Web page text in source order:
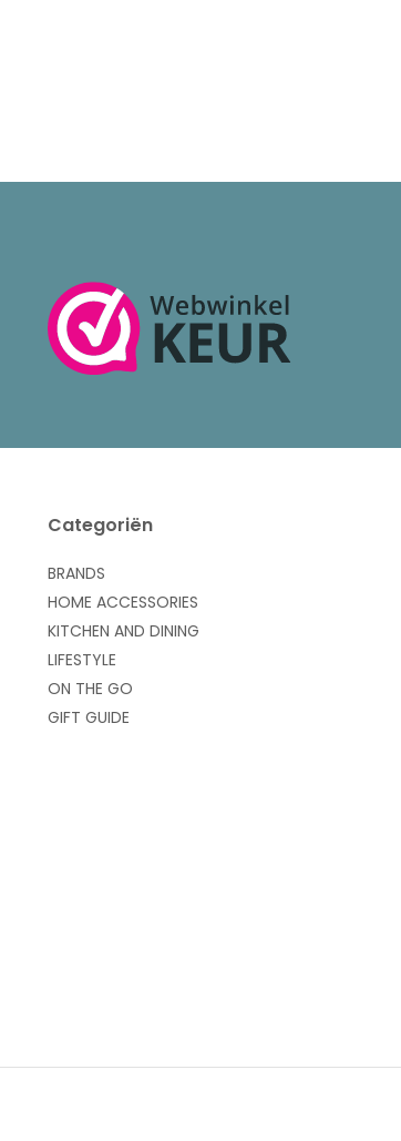
Categoriën
BRANDS
HOME ACCESSORIES
KITCHEN AND DINING
LIFESTYLE
ON THE GO
GIFT GUIDE